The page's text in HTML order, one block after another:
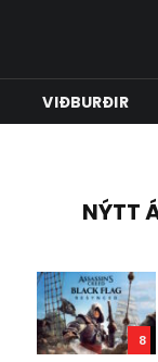
VIÐBURÐIR
NÝTT
8